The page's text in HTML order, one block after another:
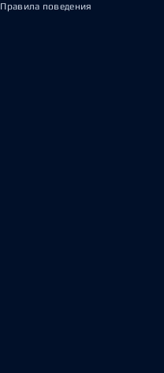
Правила поведения